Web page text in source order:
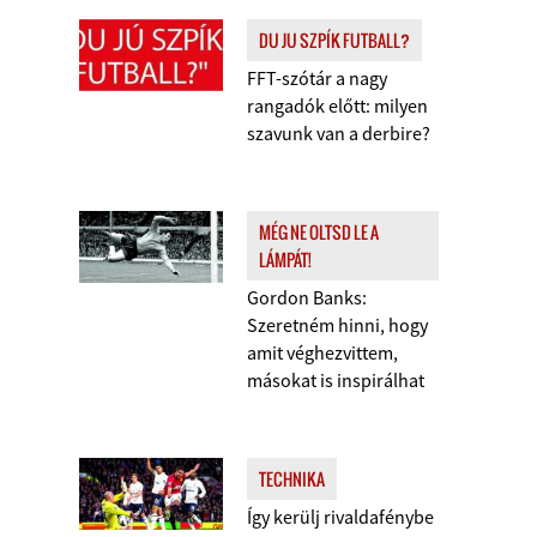
DU JU SZPÍK FUTBALL?
FFT-szótár a nagy
rangadók előtt: milyen
szavunk van a derbire?
MÉG NE OLTSD LE A
LÁMPÁT!
Gordon Banks:
Szeretném hinni, hogy
amit véghezvittem,
másokat is inspirálhat
TECHNIKA
Így kerülj rivaldafénybe